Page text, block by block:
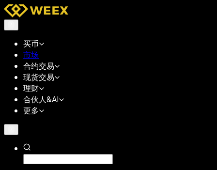
买币
市场
合约交易
现货交易
理财
合伙人&AI
更多